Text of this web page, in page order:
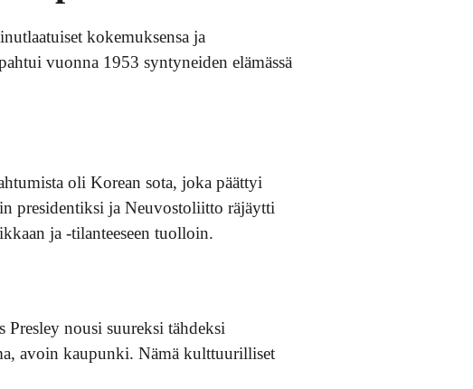
kokemuksensa ja
vuonna 1953 syntyneiden elämässä
oli Korean sota, joka päättyi
presidentiksi ja Neuvostoliitto räjäytti
ja -tilanteeseen tuolloin.
nousi suureksi tähdeksi
avoin kaupunki. Nämä kulttuurilliset